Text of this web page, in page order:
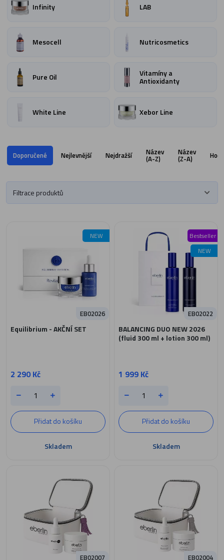
Infinity LAB
Mesocell Nutricosmetics
Pure Oil Vitamíny a
Antioxidanty
White Line Xebor Line
Doporučené Nejlevnější Nejdražší Název
(A-Z)
Název
(Z-A)
Filtrace produktů
NEW
Equilibrium - AKČNÍ SET
2 290 Kč
EB02026
Přidat do košíku
Skladem
Bestseller
NEW
BALANCING DUO NEW 2026
(fluid 300 ml + lotion 300 ml)
1 999 Kč
EB02022
Přidat do košíku
Skladem
EB02007 EB02004